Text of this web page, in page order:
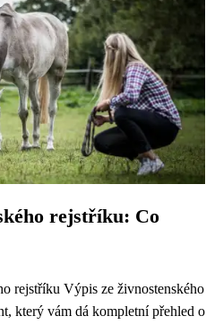
rejstříku: Co
rejstříku Výpis ze živnostenského
který vám dá kompletní přehled o